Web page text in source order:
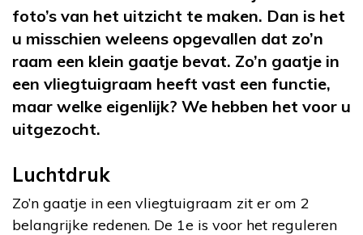
foto’s van het uitzicht te maken. Dan is het
u misschien weleens opgevallen dat zo’n
raam een klein gaatje bevat. Zo’n gaatje in
een vliegtuigraam heeft vast een functie,
maar welke eigenlijk? We hebben het voor u
uitgezocht.
Luchtdruk
Zo’n gaatje in een vliegtuigraam zit er om 2
belangrijke redenen. De 1e is voor het reguleren